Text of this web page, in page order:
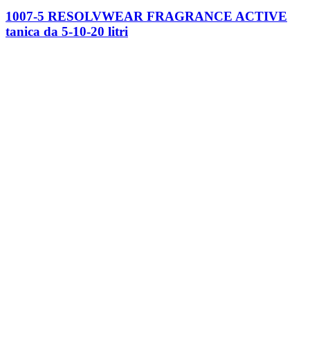
1007-5 RESOLVWEAR FRAGRANCE ACTIVE
tanica da 5-10-20 litri